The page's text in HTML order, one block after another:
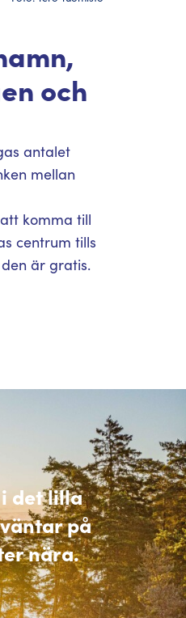
och
antalet
mellan
komma till
centrum tills
är gratis.
det lilla
på
nära.